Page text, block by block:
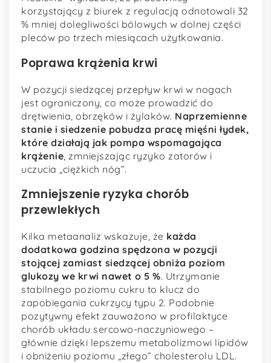
korzystający z biurek z regulacją odnotowali 32
% mniej dolegliwości bólowych w dolnej części
pleców po trzech miesiącach użytkowania.
Poprawa krążenia krwi
W pozycji siedzącej przepływ krwi w nogach
jest ograniczony, co może prowadzić do
drętwienia, obrzęków i żylaków. Naprzemienne
stanie i siedzenie pobudza pracę mięśni łydek,
które działają jak pompa wspomagająca
krążenie , zmniejszając ryzyko zatorów i
uczucia „ciężkich nóg”.
Zmniejszenie ryzyka chorób
przewlekłych
Kilka metaanaliz wskazuje, że każda
dodatkowa godzina spędzona w pozycji
stojącej zamiast siedzącej obniża poziom
glukozy we krwi nawet o 5 %. Utrzymanie
stabilnego poziomu cukru to klucz do
zapobiegania cukrzycy typu 2. Podobnie
pozytywny efekt zauważono w profilaktyce
chorób układu sercowo-naczyniowego –
głównie dzięki lepszemu metabolizmowi lipidów
i obniżeniu poziomu „złego” cholesterolu LDL.